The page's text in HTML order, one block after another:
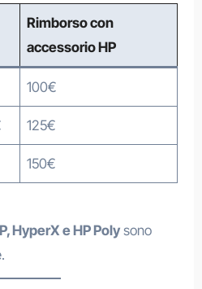
Rimborso con
accessorio HP
100€
125€
150€
HyperX e HP Poly sono